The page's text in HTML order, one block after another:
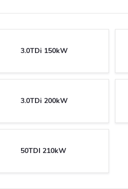
3.0TDi 150kW
3.0TDi 200kW
50TDI 210kW